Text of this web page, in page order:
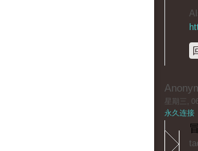
星期三,
永久连接